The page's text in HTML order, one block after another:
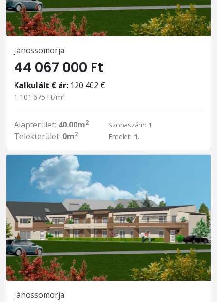
Jánossomorja
44 067 000 Ft
Kalkulált € ár: 120 402 €
1 101 675 Ft/m2
Alapterület: 40.00m2
Telekterület: 0m2
Szobaszám: 1
Emelet: 1.
Jánossomorja